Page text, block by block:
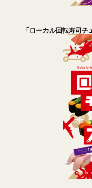
「ローカル回転寿司